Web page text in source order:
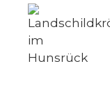
Zum
Inhalt
springen